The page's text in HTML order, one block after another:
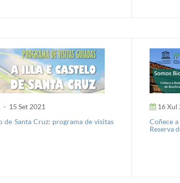
- 15 Set 2021
de Santa Cruz: programa de visitas
16 Xul
Coñece
Reserva